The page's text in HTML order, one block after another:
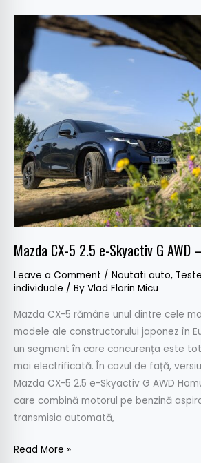
Mazda CX-5 2.5 e-Skyactiv G AWD
Leave a Comment / Noutati auto,
individuale / By Vlad Florin Micu
Mazda CX-5 rămâne unul dintre cele
modele ale constructorului japonez în
un segment în care concurența este
mai electrificată. În cazul de față,
Mazda CX-5 2.5 e-Skyactiv G AWD
care combină motorul pe benzină
transmisia automată,
Mazda
e-
Skyactiv
G
AWD
–
Test
Drive
Read More »